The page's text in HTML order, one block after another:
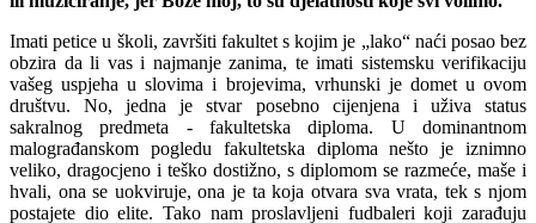
Imati petice u školi, završiti fakultet s kojim je „lako“ naći posao bez
obzira da li vas i najmanje zanima, te imati sistemsku verifikaciju
vašeg uspjeha u slovima i brojevima, vrhunski je domet u ovom
društvu. No, jedna je stvar posebno cijenjena i uživa status
sakralnog predmeta - fakultetska diploma. U dominantnom
malograđanskom pogledu fakultetska diploma nešto je iznimno
veliko, dragocjeno i teško dostižno, s diplomom se razmeće, maše i
hvali, ona se uokviruje, ona je ta koja otvara sva vrata, tek s njom
postajete dio elite. Tako nam proslavljeni fudbaleri koji zarađuju